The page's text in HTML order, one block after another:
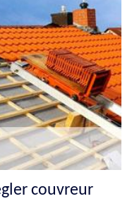
couvreur